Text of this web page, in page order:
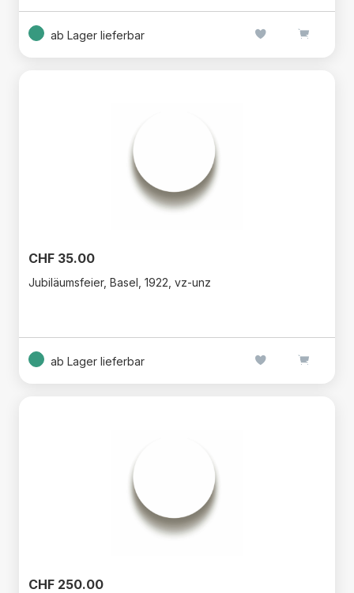
ab Lager lieferbar
CHF 35.00
Jubiläumsfeier, Basel, 1922, vz-unz
ab Lager lieferbar
CHF 250.00